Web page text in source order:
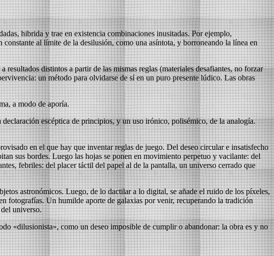
hibrida y trae en existencia combinaciones inusitadas. Por ejemplo,
al límite de la desilusión, como una asíntota, y borroneando la línea en
distintos a partir de las mismas reglas (materiales desafiantes, no forzar
un método para olvidarse de sí en un puro presente lúdico. Las obras
a modo de aporía.
escéptica de principios, y un uso irónico, polisémico, de la analogía.
en el que hay que inventar reglas de juego. Del deseo circular e insatisfecho
sus bordes. Luego las hojas se ponen en movimiento perpetuo y vacilante: del
febriles: del placer táctil del papel al de la pantalla, un universo cerrado que
astronómicos. Luego, de lo dactilar a lo digital, se añade el ruido de los píxeles,
fotografías. Un humilde aporte de galaxias por venir, recuperando la tradición
universo.
«dilusionista», como un deseo imposible de cumplir o abandonar: la obra es y no